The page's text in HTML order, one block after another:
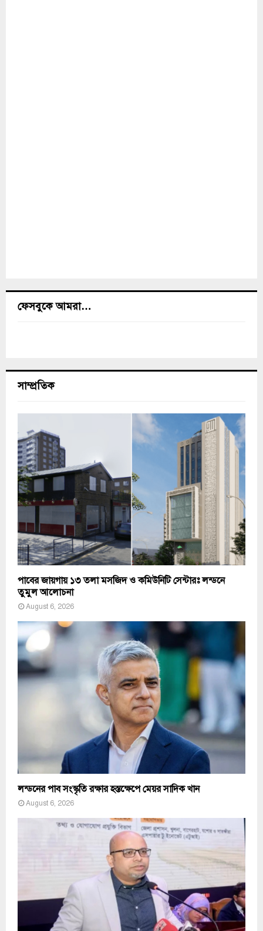
ফেসবুকে আমরা…
সাম্প্রতিক
পাবের জায়গায় ১৩ তলা মসজিদ ও কমিউনিটি সেন্টারঃ লন্ডনে
তুমুল আলোচনা
August 6, 2026
লন্ডনের পাব সংস্কৃতি রক্ষার হস্তক্ষেপে মেয়র সাদিক খান
August 6, 2026